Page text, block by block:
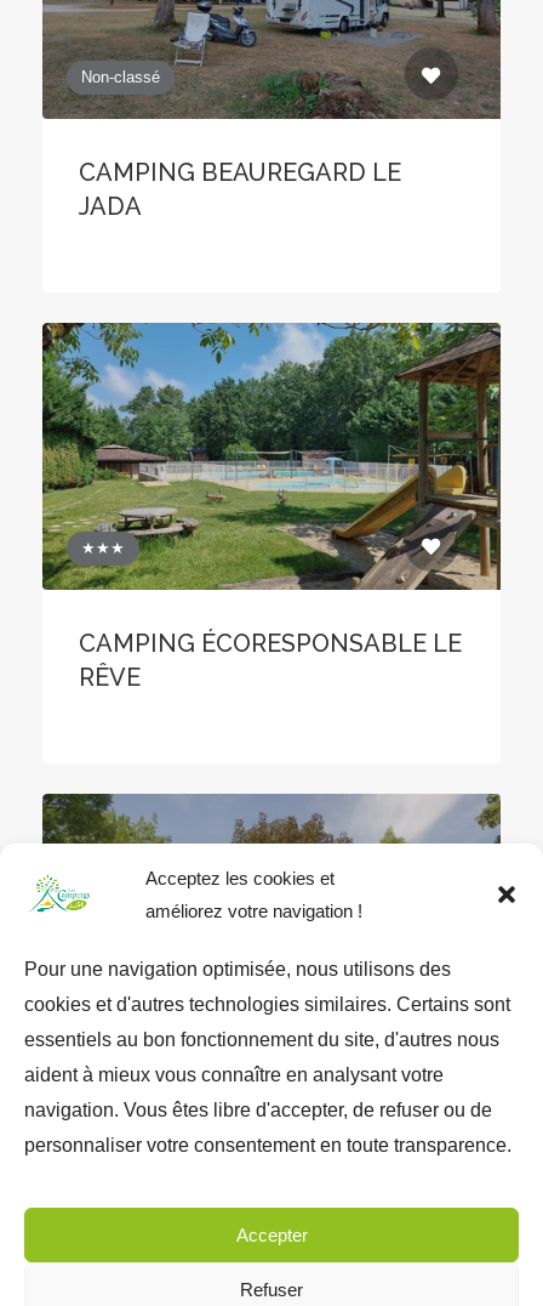
Acceptez les cookies et
améliorez votre navigation !
Pour une navigation optimisée, nous utilisons des
cookies et d'autres technologies similaires. Certains sont
essentiels au bon fonctionnement du site, d'autres nous
aident à mieux vous connaître en analysant votre
navigation. Vous êtes libre d'accepter, de refuser ou de
personnaliser votre consentement en toute transparence.
Accepter
Refuser
Non-classé
CAMPING BEAUREGARD LE
JADA
★★★
CAMPING ÉCORESPONSABLE LE
RÊVE
CAMPING VILLAGE DU PORT